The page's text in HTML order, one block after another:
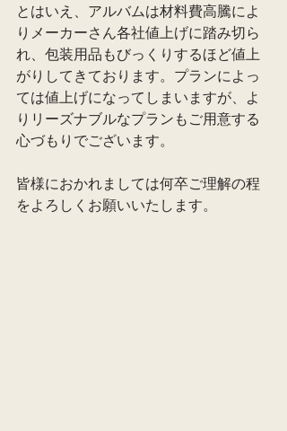
とはいえ、アルバムは材料費高騰によ
りメーカーさん各社値上げに踏み切ら
れ、包装用品もびっくりするほど値上
がりしてきております。プランによっ
ては値上げになってしまいますが、よ
りリーズナブルなプランもご用意する
心づもりでございます。
皆様におかれましては何卒ご理解の程
をよろしくお願いいたします。